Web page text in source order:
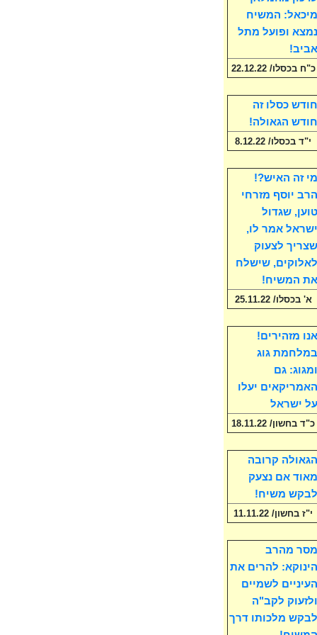
מיכאל: המשיח
נמצא ופועל מתל
אביב!
כ"ח בכסלו/ 22.12.22
חודש כסלו זה
חודש הגאולה!
י"ד בכסלו/ 8.12.22
מי זה האיש?!
הרב יוסף מזרחי
טוען, שגדול
ישראל אמר לו,
שצריך לצעוק
לאלוקים, שישלח
את המשיח!
א' בכסלו/ 25.11.22
אנו מזהירים!
במלחמת גוג
ומגוג: גם
האמריקאים יעלו
על ישראל
כ"ד בחשון/ 18.11.22
הגאולה קרובה
מאוד אם נצעק
לבקש משיח!
י"ז בחשון/ 11.11.22
מסר מהרב
הינוקא: להרים את
העיניים לשמיים
ולזעוק לקב"ה
לבקש מלכותו דרך